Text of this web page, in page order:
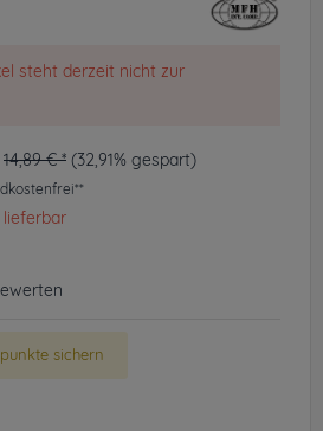
steht derzeit nicht zur
14,89 € * (32,91% gespart)
sichern